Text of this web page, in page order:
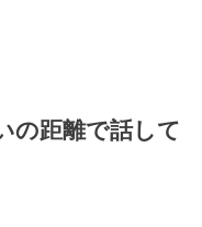
の距離で話して